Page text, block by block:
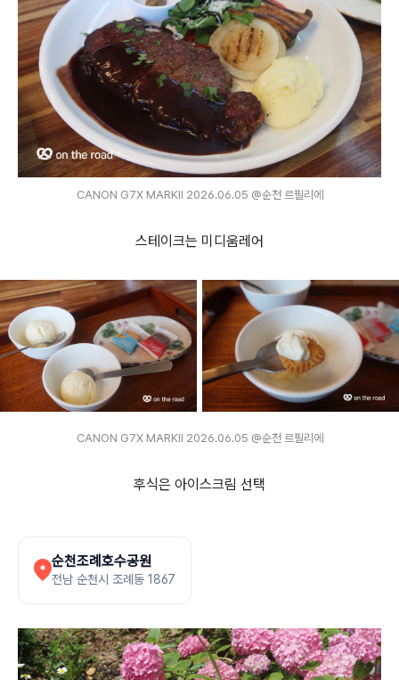
CANON G7X MARKⅡ 2026.06.05 @순천 르필리에
스테이크는 미디움레어
CANON G7X MARKⅡ 2026.06.05 @순천 르필리에
후식은 아이스크림 선택
순천조례호수공원
전남 순천시 조례동 1867